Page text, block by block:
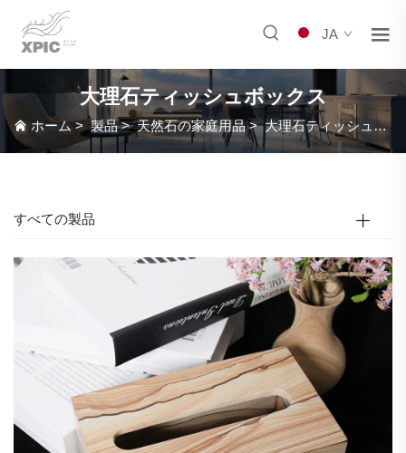
JA
大理石ティッシュボックス
ホーム>製品>天然石の家庭用品>大理石ティッシュボックス
すべての製品